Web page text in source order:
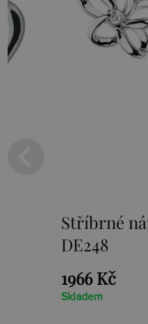
Stříbrné
DE248
1966 Kč
Skladem